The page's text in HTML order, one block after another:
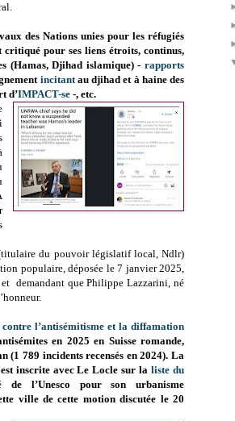
des Nations unies pour les réfugiés
critiqué pour ses liens étroits, continus,
(Hamas, Djihad islamique) - rapports
incitantau djihad et à haine des
d’IMPACT-se -, etc.
du pouvoir législatif local, Ndlr)
populaire, déposée le 7 janvier 2025,
demandant que Philippe Lazzarini, né
l’antisémitisme et la diffamation
en 2025en Suisse romande,
(1 789 incidents recensés en 2024). La
est inscrite avec Le Locle sur laliste du
de l’Unesco pour son urbanisme
ville de cette motion discutée le 20